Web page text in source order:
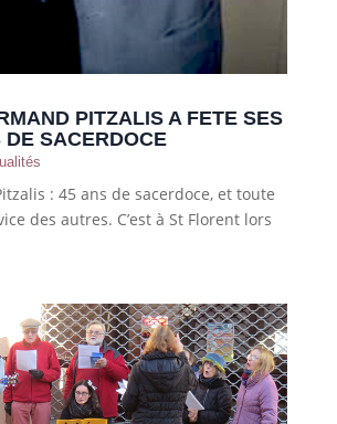
PITZALIS A FETE SES
DE SACERDOCE
: 45 ans de sacerdoce, et toute
des autres. C’est à St Florent lors